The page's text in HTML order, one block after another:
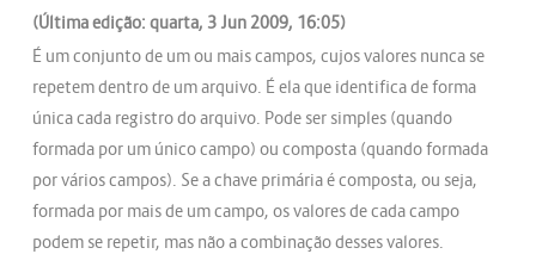
(Última edição: quarta, 3 Jun 2009, 16:05)
É um conjunto de um ou mais campos, cujos valores nunca se
repetem dentro de um arquivo. É ela que identifica de forma
única cada registro do arquivo. Pode ser simples (quando
formada por um único campo) ou composta (quando formada
por vários campos). Se a chave primária é composta, ou seja,
formada por mais de um campo, os valores de cada campo
podem se repetir, mas não a combinação desses valores.